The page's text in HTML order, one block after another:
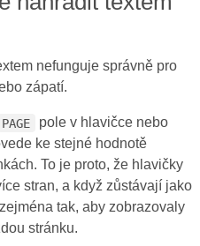
nefunguje správně pro
zápatí.
PAGE
pole v hlavičce nebo
ke stejné hodnotě
To je proto, že hlavičky
stran, a když zůstávají jako
tak, aby zobrazovaly
stránku.